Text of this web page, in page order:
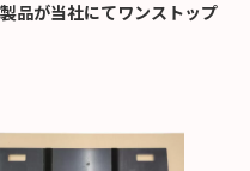
品が当社にてワンストップ